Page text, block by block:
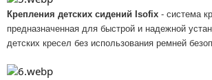
Крепления детских сидений Isofix - система
предназначенная для быстрой и надежной
детских кресел без использования ремней